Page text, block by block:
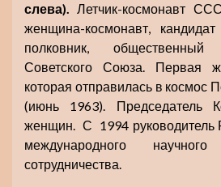
слева).Летчик-космонавт
женщина-космонавт, кандидат
полковник,
Советского Союза. Первая
которая отправилась в космос
(июнь 1963). Председатель
женщин. С 1994 руководитель
международного
сотрудничества.